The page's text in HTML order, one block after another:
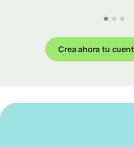
Crea ahora tu